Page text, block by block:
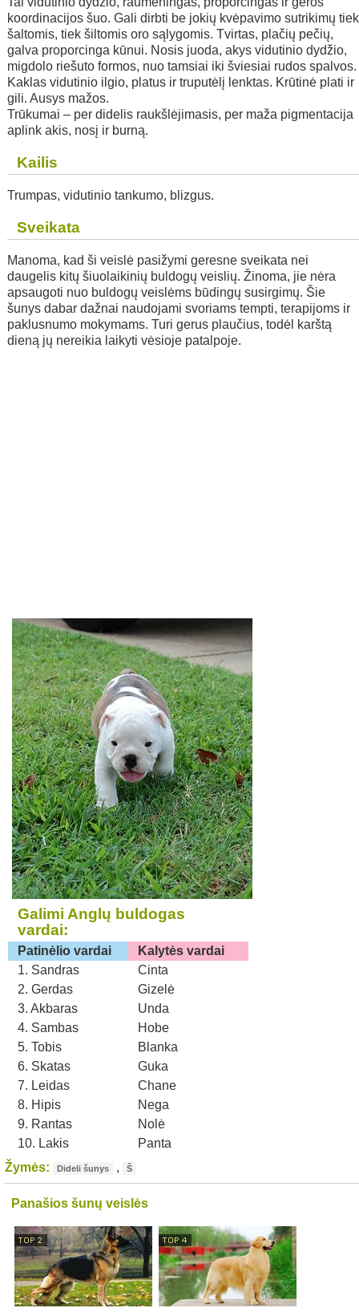
koordinacijos šuo. Gali dirbti be jokių kvėpavimo sutrikimų tiek
šaltomis, tiek šiltomis oro sąlygomis. Tvirtas, plačių pečių,
galva proporcinga kūnui. Nosis juoda, akys vidutinio dydžio,
migdolo riešuto formos, nuo tamsiai iki šviesiai rudos spalvos.
Kaklas vidutinio ilgio, platus ir truputėlį lenktas. Krūtinė plati ir
gili. Ausys mažos.
Trūkumai – per didelis raukšlėjimasis, per maža pigmentacija
aplink akis, nosį ir burną.
Kailis
Trumpas, vidutinio tankumo, blizgus.
Sveikata
Manoma, kad ši veislė pasižymi geresne sveikata nei
daugelis kitų šiuolaikinių buldogų veislių. Žinoma, jie nėra
apsaugoti nuo buldogų veislėms būdingų susirgimų. Šie
šunys dabar dažnai naudojami svoriams tempti, terapijoms ir
paklusnumo mokymams. Turi gerus plaučius, todėl karštą
dieną jų nereikia laikyti vėsioje patalpoje.
Galimi Anglų buldogas
vardai:
Patinėlio vardai
Kalytės vardai
1. Sandras
Cinta
2. Gerdas
Gizelė
3. Akbaras
Unda
4. Sambas
Hobe
5. Tobis
Blanka
6. Skatas
Guka
7. Leidas
Chane
8. Hipis
Nega
9. Rantas
Nolė
10. Lakis
Panta
Žymės:
Dideli šunys , Š
Panašios šunų veislės